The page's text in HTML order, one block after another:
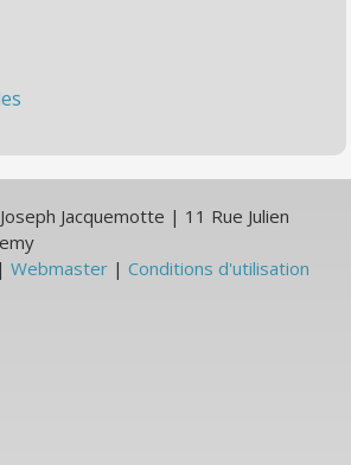
Jacquemotte | 11 Rue Julien
|Webmaster |Conditions d'utilisation